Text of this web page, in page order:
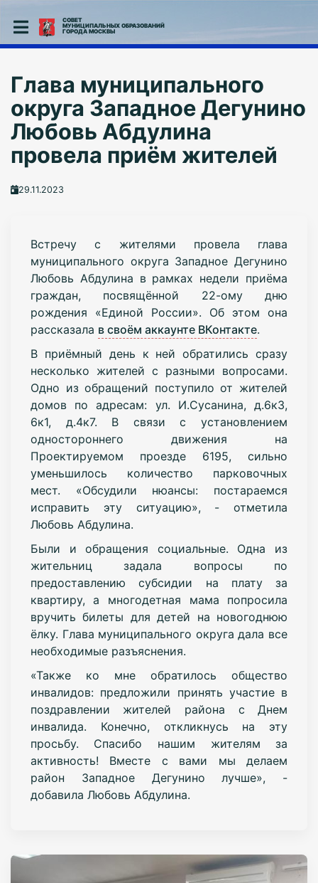
СОВЕТ
МУНИЦИПАЛЬНЫХ ОБРАЗОВАНИЙ
ГОРОДА МОСКВЫ
Глава муниципального
округа Западное Дегунино
Любовь Абдулина
провела приём жителей
29.11.2023
Встречу с жителями провела глава
муниципального округа Западное Дегунино
Любовь Абдулина в рамках недели приёма
граждан, посвящённой 22-ому дню
рождения «Единой России». Об этом она
рассказала в своём аккаунте ВКонтакте.
В приёмный день к ней обратились сразу
несколько жителей с разными вопросами.
Одно из обращений поступило от жителей
домов по адресам: ул. И.Сусанина, д.6к3,
6к1, д.4к7. В связи с установлением
одностороннего движения на
Проектируемом проезде 6195, сильно
уменьшилось количество парковочных
мест. «Обсудили нюансы: постараемся
исправить эту ситуацию», - отметила
Любовь Абдулина.
Были и обращения социальные. Одна из
жительниц задала вопросы по
предоставлению субсидии на плату за
квартиру, а многодетная мама попросила
вручить билеты для детей на новогоднюю
ёлку. Глава муниципального округа дала все
необходимые разъяснения.
«Также ко мне обратилось общество
инвалидов: предложили принять участие в
поздравлении жителей района с Днем
инвалида. Конечно, откликнусь на эту
просьбу. Спасибо нашим жителям за
активность! Вместе с вами мы делаем
район Западное Дегунино лучше», -
добавила Любовь Абдулина.